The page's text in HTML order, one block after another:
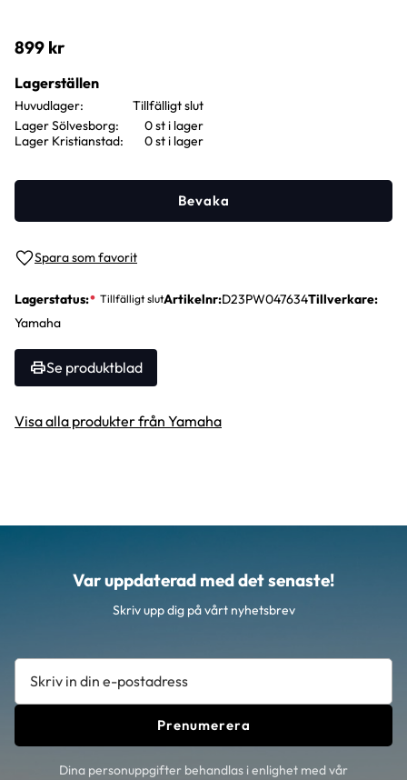
899 kr
Lägg till i favoriter
Bevaka
Lagerstatus Artikelnr D23PW047634Tillverkare
Yamaha
Se produktblad
Lagerställen
Huvudlager
Lager Sölvesborg
0 st i lager
Lager Kristianstad
0 st i lager
Visa alla produkter från Yamaha
Var uppdaterad med det senaste!
Skriv upp dig på vårt nyhetsbrev
Prenumerera
Dina personuppgifter behandlas i enlighet med vår